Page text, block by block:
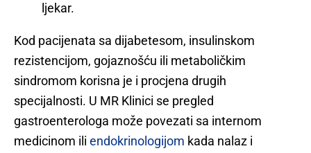
ljekar.
Kod pacijenata sa dijabetesom, insulinskom
rezistencijom, gojaznošću ili metaboličkim
sindromom korisna je i procjena drugih
specijalnosti. U MR Klinici se pregled
gastroenterologa može povezati sa internom
medicinom ili endokrinologijom kada nalaz i